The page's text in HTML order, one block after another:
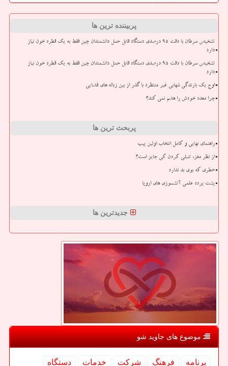
پربیننده ترین ها
تشخیص سرطان با دقت ۹۵ درصدی دستگاه قابل حمل دانشمندان چین فقط به یک قطره خون نیاز
دارد
تشخیص سرطان با دقت ۹۵ درصدی دستگاه قابل حمل دانشمندان چین فقط به یک قطره خون نیاز
دارد
اوج یک بارندگی شهابی غیر منتظره با گذر از بین زباله های فضایی
چرا معده خودش را هضم نمی کند؟
پربحث ترین ها
راهنمای نهایی و کامل انتخاب اولین پیپ
از نظر مغز، تنبلی کردن کی جایز است؟
خطری که بوی بد ندارد
پشت پرده علمی آتشسوزی های اروپا
جدیدترین ها
موضوع های جاوید شو
برنامه فرهنگ شركت خدمات
دستگاه